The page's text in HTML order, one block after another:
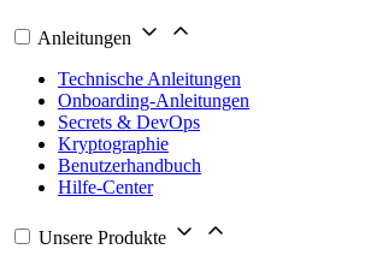
Anleitungen
Technische Anleitungen
Onboarding-Anleitungen
Secrets & DevOps
Kryptographie
Benutzerhandbuch
Hilfe-Center
Unsere Produkte